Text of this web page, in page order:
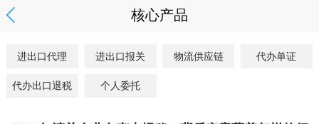
核心产品
进出口代理 进出口报关 物流供应链 代办单证
代办出口退税 个人委托